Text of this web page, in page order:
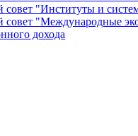
"Институты и
"Международные
дохода